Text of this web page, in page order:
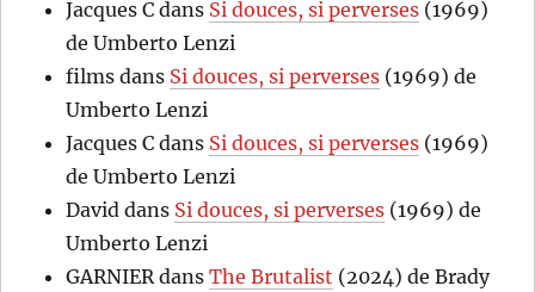
Jacques C dans Si douces, si perverses (1969)
de Umberto Lenzi
films dans Si douces, si perverses (1969) de
Umberto Lenzi
Jacques C dans Si douces, si perverses (1969)
de Umberto Lenzi
David dans Si douces, si perverses (1969) de
Umberto Lenzi
GARNIERdansThe Brutalist (2024) de Brady